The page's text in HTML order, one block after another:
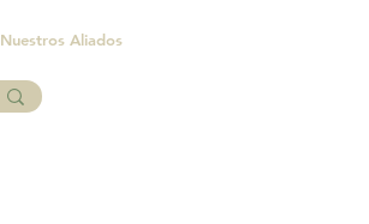
Nuestros Aliados